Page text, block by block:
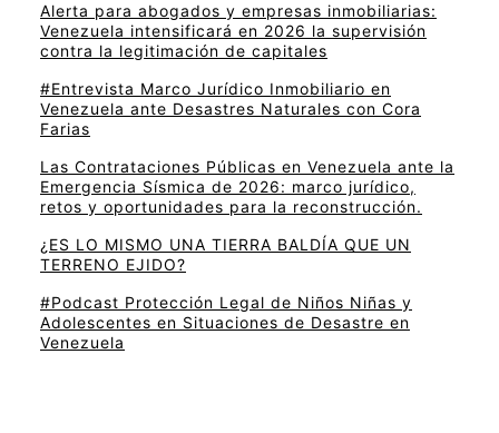
Alerta para abogados y empresas inmobiliarias:
Venezuela intensificará en 2026 la supervisión
contra la legitimación de capitales
#Entrevista Marco Jurídico Inmobiliario en
Venezuela ante Desastres Naturales con Cora
Farias
Las Contrataciones Públicas en Venezuela ante la
Emergencia Sísmica de 2026: marco jurídico,
retos y oportunidades para la reconstrucción.
¿ES LO MISMO UNA TIERRA BALDÍA QUE UN
TERRENO EJIDO?
#Podcast Protección Legal de Niños Niñas y
Adolescentes en Situaciones de Desastre en
Venezuela